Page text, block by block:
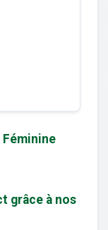
Féminine
grâce à nos